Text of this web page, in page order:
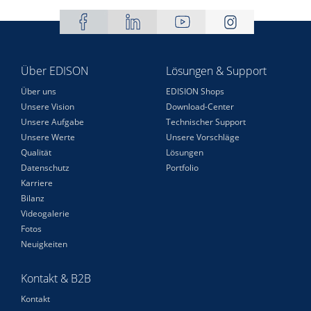
Über EDISON
Über uns
Unsere Vision
Unsere Aufgabe
Unsere Werte
Qualität
Datenschutz
Karriere
Bilanz
Videogalerie
Fotos
Neuigkeiten
Lösungen & Support
EDISION Shops
Download-Center
Technischer Support
Unsere Vorschläge
Lösungen
Portfolio
Kontakt & B2B
Kontakt